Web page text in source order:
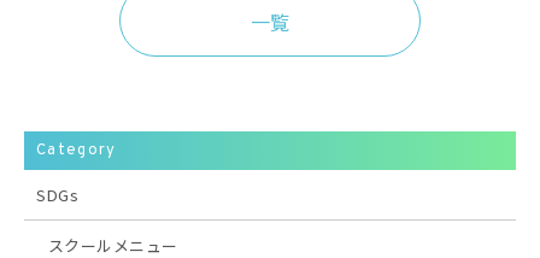
一覧
Category
SDGs
スクールメニュー